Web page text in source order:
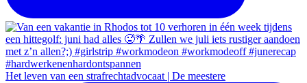
Het leven van een strafrechtadvocaat | De meestere